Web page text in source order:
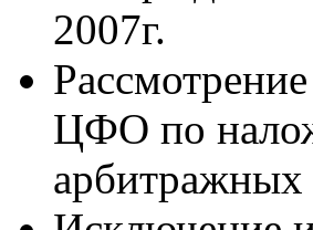
2007г.
ЦФО по